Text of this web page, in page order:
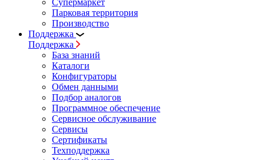
Парковая территория
Производство
Поддержка
Поддержка
База знаний
Каталоги
Конфигураторы
Обмен данными
Подбор аналогов
Программное обеспечение
Сервисное обслуживание
Сервисы
Сертификаты
Техподдержка